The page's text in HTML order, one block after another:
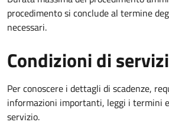
procedimento si conclude al termine
necessari.
Condizioni di
Per conoscere i dettagli di scadenze,
informazioni importanti, leggi i termini
servizio.